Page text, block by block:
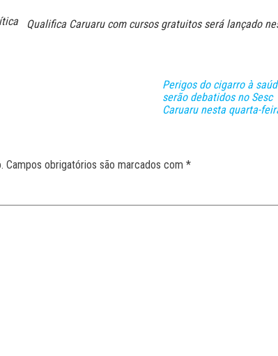
Qualifica Caruaru com cursos gratuitos será lançado
Perigos do cigarro à
serão debatidos no Sesc
Caruaru nesta quarta-
Campos obrigatórios são marcados com *